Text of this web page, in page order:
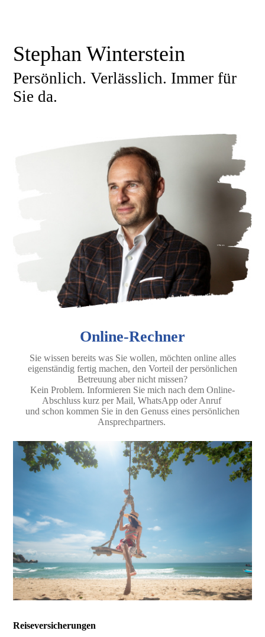
Stephan Winterstein
Persönlich. Verlässlich. Immer für
Sie da.
Online-Rechner
Sie wissen bereits was Sie wollen, möchten online alles
eigenständig fertig machen, den Vorteil der persönlichen
Betreuung aber nicht missen?
Kein Problem. Informieren Sie mich nach dem Online-
Abschluss kurz per Mail, WhatsApp oder Anruf
und schon kommen Sie in den Genuss eines persönlichen
Ansprechpartners.
Reiseversicherungen